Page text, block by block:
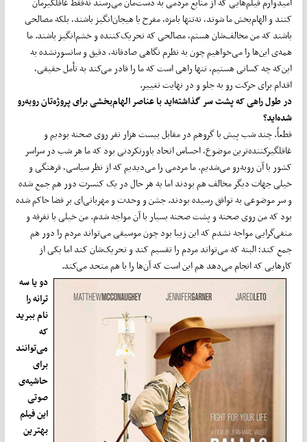
کنند و الهام‌بخش ما شوند، نه‌تنها بامزه، مفرح یا هیجان‌انگیز باشند، بلکه مصالحی
باشند که من مخالف‌شان هستم، مصالحی که تحریک‌کننده و خشم‌انگیز باشند. ما
همه‌ی این‌ها را می‌خواهیم چون به نظرم نگاهی صادقانه، دقیق و سانسورنشده به
این‌که چه کسانی هستیم، تنها راهی است که ما را قادر می‌کند به تأمل حقیقی،
اقدام برای حرکت رو به جلو و در نهایت تغییر.
در طول راهی که پشت سر گذاشته‌اید با عناصر الهام‌بخشی برای پروژه‌تان روبه‌رو
شده‌اید؟
قطعاً. چند شب پیش با گروهم در مقابل بیست هزار نفر روی صحنه بودیم و
غافلگیرکننده‌ترین موضوع، احساس اتحاد باورنکردنی بود که ما هر شب در سراسر
کشور با آن روبه‌رو می‌شدیم. ما مردمی را می‌دیدیم که از نظر سیاسی، فرهنگی و
خیلی جهات دیگر مخالف هم بودند اما به هر حال در یک کنسرت دور هم جمع شده
و سر موضوعی به توافق رسیده بودند. جشن و وحدت و مهربانی‌ای بر فضا حاکم شده
بود که من روی صحنه و پشت صحنه بسیار با آن مواجه شدم. من خیلی با تفرقه و
منفی‌گرایی مواجه نشدم که این زیبا بود چون موسیقی می‌تواند مردم را دور هم
جمع کند؛ البته که می‌تواند مردم را تقسیم کند و تحریک‌شان کند اما یکی از
کارهایی که انجام می‌دهد هم این است که آن‌‌ها را با هم متحد می‌کند.
دو یا سه
ترانه را
نام ببرید
که
می‌توانند
برای
حاشیه‌ی
صوتی
این فیلم
بهترین